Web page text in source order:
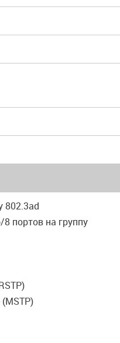
802.3ad
портов на группу